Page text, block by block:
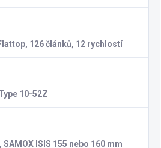
126 článků, 12 rychlostí
10-52Z
ISIS 155 nebo 160 mm